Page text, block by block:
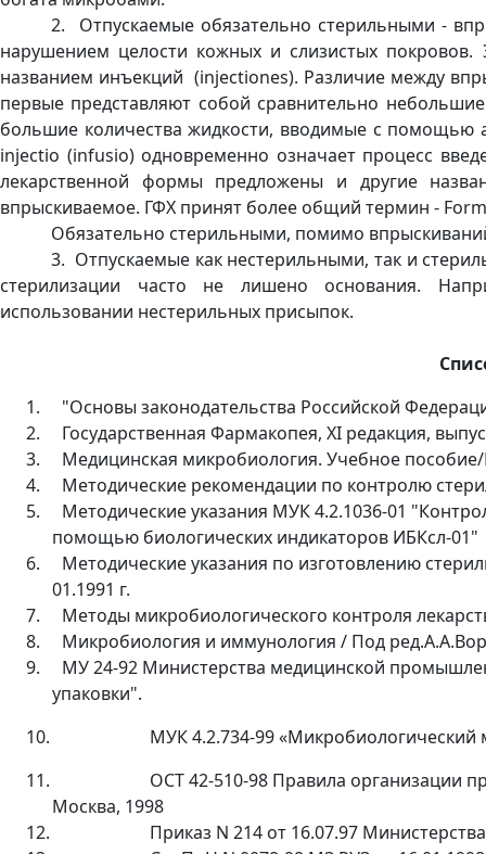
2. Отпускаемые обязательно стерильными -
нарушением целости кожных и слизистых
названием инъекций (injectiones). Различие между
первые представляют собой сравнительно
большие количества жидкости, вводимые с помощью
injectio (infusio) одновременно означает процесс
лекарственной формы предложены и другие
впрыскиваемое. ГФХ принят более общий термин -
Обязательно стерильными, помимо
3. Отпускаемые как нестерильными, так и
стерилизации часто не лишено основания.
использовании нестерильных присыпок.
1.
"Основы законодательства Российской
2.
Государственная Фармакопея, XI редакция,
3.
Медицинская микробиология. Учебное
4.
Методические рекомендации по контролю
5.
Методические указания МУК 4.2.1036-01
помощью биологических индикаторов ИБКсл-01"
6.
Методические указания по изготовлению
01.1991 г.
7.
Методы микробиологического контроля
8.
Микробиология и иммунология / Под
9.
МУ 24-92 Министерства медицинской
упаковки".
10.
МУК 4.2.734-99
11.
ОСТ 42-510-98 Правила организации
Москва, 1998
12.
Приказ N 214 от 16.07.97